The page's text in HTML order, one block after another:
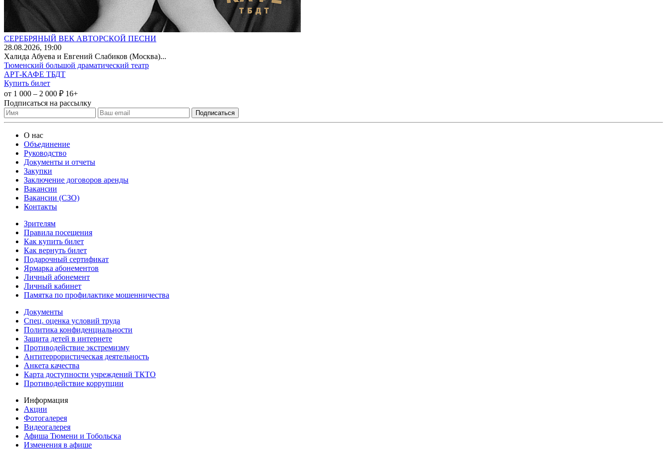
СЕРЕБРЯНЫЙ ВЕК АВТОРСКОЙ ПЕСНИ
28.08.2026, 19:00
Халида Абуева и Евгений Слабиков (Москва)...
Тюменский большой драматический театр
АРТ-КАФЕ ТБДТ
Купить билет
от 1 000 – 2 000 ₽ 16+
Подписаться на рассылку
О нас
Объединение
Руководство
Документы и отчеты
Закупки
Заключение договоров аренды
Вакансии
Вакансии (СЗО)
Контакты
Зрителям
Правила посещения
Как купить билет
Как вернуть билет
Подарочный сертификат
Ярмарка абонементов
Личный абонемент
Личный кабинет
Памятка по профилактике мошенничества
Документы
Спец. оценка условий труда
Политика конфиденциальности
Защита детей в интернете
Противодействие экстремизму
Антитеррористическая деятельность
Анкета качества
Карта доступности учреждений ТКТО
Противодействие коррупции
Информация
Акции
Фотогалерея
Видеогалерея
Афиша Тюмени и Тобольска
Изменения в афише